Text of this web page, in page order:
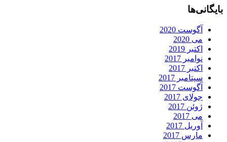
بایگانی‌ها
آگوست 2020
می 2020
اکتبر 2019
نوامبر 2017
اکتبر 2017
سپتامبر 2017
آگوست 2017
جولای 2017
ژوئن 2017
می 2017
آوریل 2017
مارس 2017